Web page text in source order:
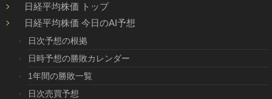
日経平均株価 トップ
日経平均株価 今日のAI予想
日次予想の根拠
日時予想の勝敗カレンダー
1年間の勝敗一覧
日次売買予想